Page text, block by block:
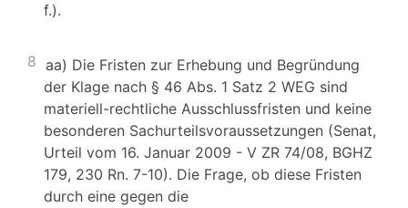
f.).
8 aa) Die Fristen zur Erhebung und Begründung
der Klage nach § 46 Abs. 1 Satz 2 WEG sind
materiell-rechtliche Ausschlussfristen und keine
besonderen Sachurteilsvoraussetzungen (Senat,
Urteil vom 16. Januar 2009 - V ZR 74/08, BGHZ
179, 230 Rn. 7-10). Die Frage, ob diese Fristen
durch eine gegen die